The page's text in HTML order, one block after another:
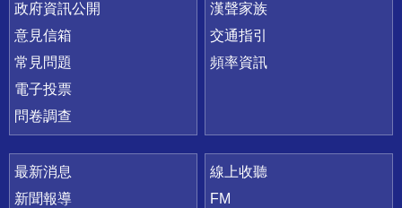
政府資訊公開
意見信箱
常見問題
電子投票
問卷調查
漢聲家族
交通指引
頻率資訊
最新消息
新聞報導
線上收聽
FM